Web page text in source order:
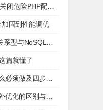
和safe_mode
固到性能调优
流数据库核心解析与选型
篇就懂了
四步系统化操作法
区别与协同策略